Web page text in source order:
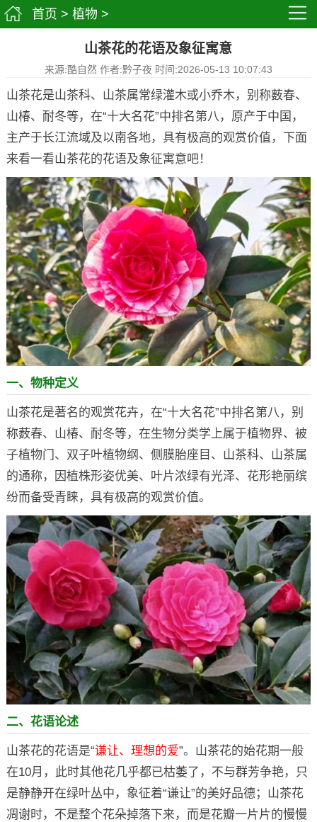
首页 > 植物 >
山茶花的花语及象征寓意
来源:酷自然 作者:黔子夜 时间:2026-05-13 10:07:43
山茶花是山茶科、山茶属常绿灌木或小乔木，别称薮春、
山椿、耐冬等，在“十大名花”中排名第八，原产于中国，
主产于长江流域及以南各地，具有极高的观赏价值，下面
来看一看山茶花的花语及象征寓意吧！
一、物种定义
山茶花是著名的观赏花卉，在“十大名花”中排名第八，别
称薮春、山椿、耐冬等，在生物分类学上属于植物界、被
子植物门、双子叶植物纲、侧膜胎座目、山茶科、山茶属
的通称，因植株形姿优美、叶片浓绿有光泽、花形艳丽缤
纷而备受青睐，具有极高的观赏价值。
二、花语论述
山茶花的花语是“谦让、理想的爱”。山茶花的始花期一般
在10月，此时其他花几乎都已枯萎了，不与群芳争艳，只
是静静开在绿叶丛中，象征着“谦让”的美好品德；山茶花
凋谢时，不是整个花朵掉落下来，而是花瓣一片片的慢慢